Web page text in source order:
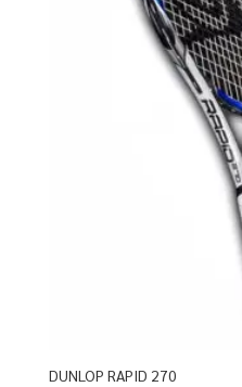
DUNLOP RAPID 270